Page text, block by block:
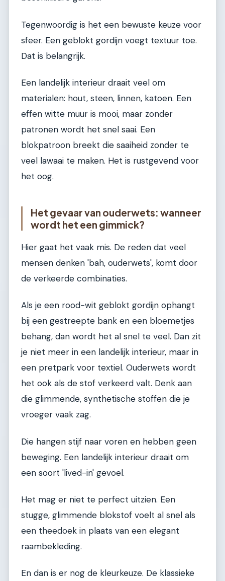
Tegenwoordig is het een bewuste keuze voor
sfeer. Een geblokt gordijn voegt textuur toe.
Dat is belangrijk.
Een landelijk interieur draait veel om
materialen: hout, steen, linnen, katoen. Een
effen witte muur is mooi, maar zonder
patronen wordt het snel saai. Een
blokpatroon breekt die saaiheid zonder te
veel lawaai te maken. Het is rustgevend voor
het oog.
Het gevaar van ouderwets: wanneer
wordt het een gimmick?
Hier gaat het vaak mis. De reden dat veel
mensen denken 'bah, ouderwets', komt door
de verkeerde combinaties.
Als je een rood-wit geblokt gordijn ophangt
bij een gestreepte bank en een bloemetjes
behang, dan wordt het al snel te veel. Dan zit
je niet meer in een landelijk interieur, maar in
een pretpark voor textiel. Ouderwets wordt
het ook als de stof verkeerd valt. Denk aan
die glimmende, synthetische stoffen die je
vroeger vaak zag.
Die hangen stijf naar voren en hebben geen
beweging. Een landelijk interieur draait om
een soort 'lived-in' gevoel.
Het mag er niet te perfect uitzien. Een
stugge, glimmende blokstof voelt al snel als
een theedoek in plaats van een elegant
raambekleding.
En dan is er nog de kleurkeuze. De klassieke